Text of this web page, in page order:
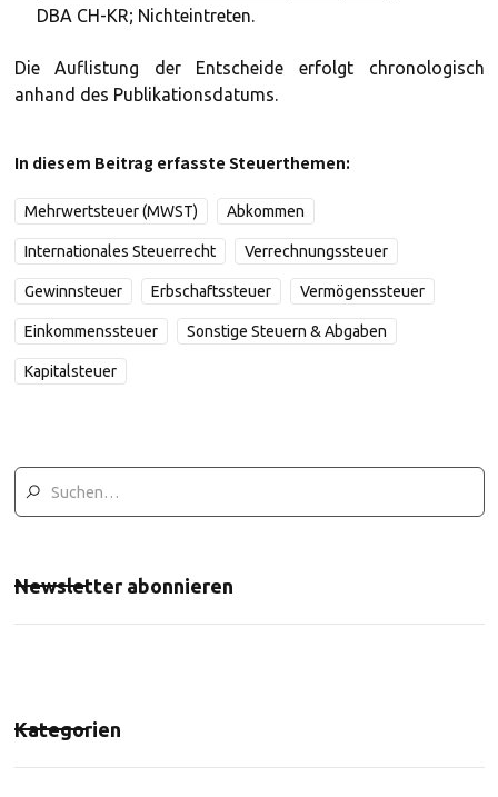
DBA CH-KR; Nichteintreten.
Die Auflistung der Entscheide erfolgt chronologisch
anhand des Publikationsdatums.
In diesem Beitrag erfasste Steuerthemen:
Mehrwertsteuer (MWST) Abkommen
Internationales Steuerrecht Verrechnungssteuer
Gewinnsteuer Erbschaftssteuer Vermögenssteuer
Einkommenssteuer Sonstige Steuern & Abgaben
Kapitalsteuer
Newsletter abonnieren
Kategorien